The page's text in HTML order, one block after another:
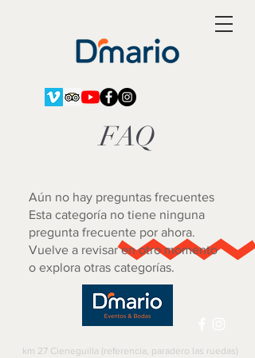
FAQ
Aún no hay preguntas frecuentes
Esta categoría no tiene ninguna
pregunta frecuente por ahora.
Vuelve a revisar en otro momento
o explora otras categorías.
km 27 Cieneguilla (referencia, paradero las ruedas)